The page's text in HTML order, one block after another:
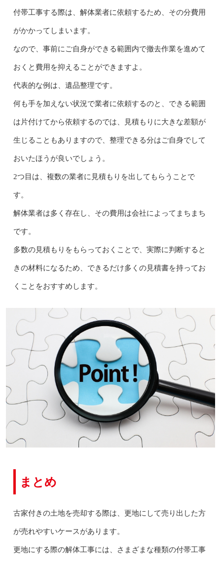
付帯工事する際は、解体業者に依頼するため、その分費用
がかかってしまいます。
なので、事前にご自身ができる範囲内で撤去作業を進めて
おくと費用を抑えることができますよ。
代表的な例は、遺品整理です。
何も手を加えない状況で業者に依頼するのと、できる範囲
は片付けてから依頼するのでは、見積もりに大きな差額が
生じることもありますので、整理できる分はご自身でして
おいたほうが良いでしょう。
2つ目は、複数の業者に見積もりを出してもらうことで
す。
解体業者は多く存在し、その費用は会社によってまちまち
です。
多数の見積もりをもらっておくことで、実際に判断すると
きの材料になるため、できるだけ多くの見積書を持ってお
くことをおすすめします。
まとめ
古家付きの土地を売却する際は、更地にして売り出した方
が売れやすいケースがあります。
更地にする際の解体工事には、さまざまな種類の付帯工事